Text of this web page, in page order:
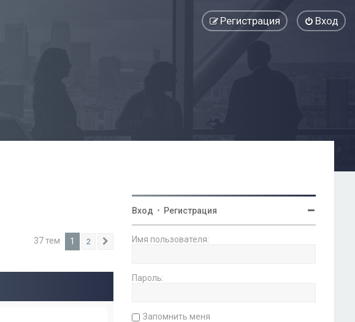
Вход
Регистрация
37 тем 1 2 След.
Вход • Регистрация
Имя пользователя:
Пароль:
Запомнить меня